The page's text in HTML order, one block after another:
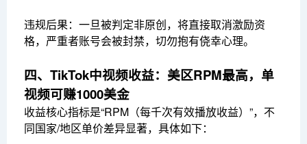
违规后果：一旦被判定非原创，将直接取消激励资
格，严重者账号会被封禁，切勿抱有侥幸心理。
四、TikTok中视频收益：美区RPM最高，单
视频可赚1000美金
收益核心指标是“RPM（每千次有效播放收益）”，不
同国家/地区单价差异显著，具体如下：